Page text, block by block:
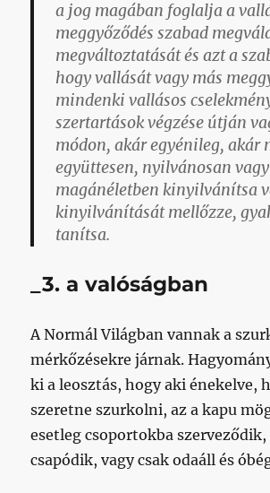
a jog magában foglalja a
meggyőződés szabad
megváltoztatását és azt a
hogy vallását vagy más
mindenki vallásos
szertartások végzése útján
módon, akár egyénileg, akár
együttesen, nyilvánosan
magánéletben kinyilvánítsa
kinyilvánítását mellőzze,
tanítsa.
_3. a valóságban
A Normál Világban vannak a
mérkőzésekre járnak.
ki a leosztás, hogy aki énekelve,
szeretne szurkolni, az a kapu
esetleg csoportokba
csapódik, vagy csak odaáll és